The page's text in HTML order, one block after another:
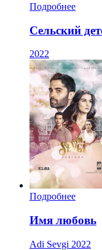
Подробнее
Сельский
2022
Подробнее
Имя любовь
Adi Sevgi 2022